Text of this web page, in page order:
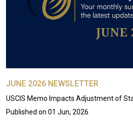
JUNE 2026 NEWSLETTER
USCIS Memo Impacts Adjustment of
Published on 01 Jun, 2026